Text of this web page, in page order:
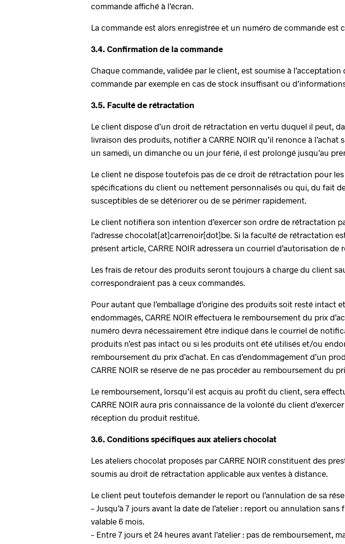
commande affiché à l’écran.
La commande est alors enregistrée et un numéro de commande
3.4. Confirmation de la commande
Chaque commande, validée par le client, est soumise à l’acceptation
commande par exemple en cas de stock insuffisant ou
3.5. Faculté de rétractation
Le client dispose d’un droit de rétractation en vertu duquel il peut,
livraison des produits, notifier à CARRE NOIR qu’il renonce à
un samedi, un dimanche ou un jour férié, il est prolongé jusqu’au
Le client ne dispose toutefois pas de ce droit de rétractation pour
spécifications du client ou nettement personnalisés ou qui, du fait
susceptibles de se détériorer ou de se périmer rapidement.
Le client notifiera son intention d’exercer son ordre de rétractation
l’adresse chocolat[at]carrenoir[dot]be. Si la faculté de rétractation
présent article, CARRE NOIR adressera un courriel d’autorisation de
Les frais de retour des produits seront toujours à charge du client
correspondraient pas à ceux commandés.
Pour autant que l’emballage d’origine des produits soit resté intact
endommagés, CARRE NOIR effectuera le remboursement du prix
numéro devra nécessairement être indiqué dans le courriel de
produits n’est pas intact ou si les produits ont été utilisés et/ou
remboursement du prix d’achat. En cas d’endommagement d’un
CARRE NOIR se réserve de ne pas procéder au remboursement du
Le remboursement, lorsqu’il est acquis au profit du client, sera
CARRE NOIR aura pris connaissance de la volonté du client
réception du produit restitué.
3.6. Conditions spécifiques aux ateliers chocolat
Les ateliers chocolat proposés par CARRE NOIR constituent des
soumis au droit de rétractation applicable aux ventes à distance.
Le client peut toutefois demander le report ou l’annulation de sa
– Jusqu’à 7 jours avant la date de l’atelier : report ou annulation
valable 6 mois.
– Entre 7 jours et 24 heures avant l’atelier : pas de remboursement,